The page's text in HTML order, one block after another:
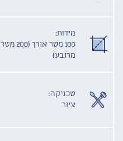
מידות:
100 מטר אורך (200 מטר
מרובע)
טכניקה:
ציור